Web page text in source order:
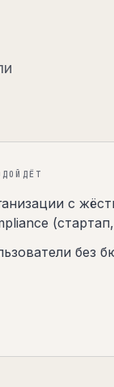
с
без